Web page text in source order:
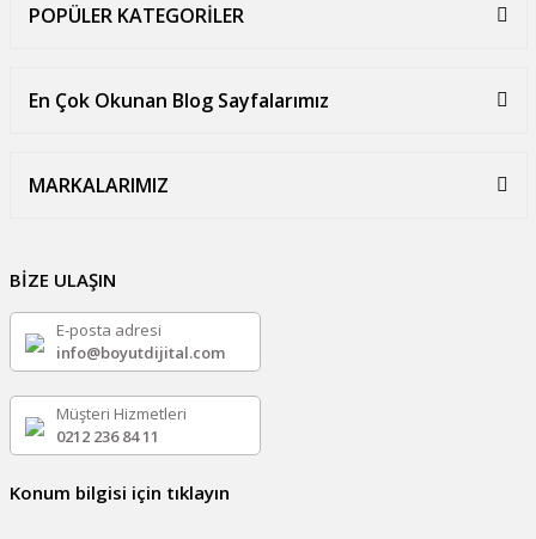
POPÜLER KATEGORİLER
En Çok Okunan Blog Sayfalarımız
MARKALARIMIZ
BİZE ULAŞIN
E-posta adresi
info@boyutdijital.com
Müşteri Hizmetleri
0212 236 84 11
Konum bilgisi için tıklayın